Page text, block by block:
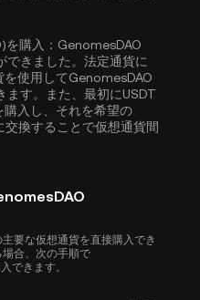
を購入： GenomesDAO
できました。法定通貨に
使用してGenomesDAO
ます。また、最初にUSDT
入し、それを希望の
交換することで仮想通貨間
要な仮想通貨を直接購入でき
合、次の手順で
できます。